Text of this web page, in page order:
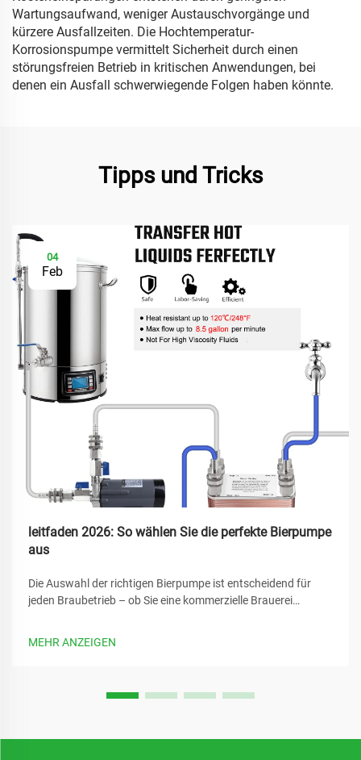
Wartungsaufwand, weniger Austauschvorgänge und
kürzere Ausfallzeiten. Die Hochtemperatur-
Korrosionspumpe vermittelt Sicherheit durch einen
störungsfreien Betrieb in kritischen Anwendungen, bei
denen ein Ausfall schwerwiegende Folgen haben könnte.
Tipps und Tricks
04
Feb
leitfaden 2026: So wählen Sie die perfekte Bierpumpe
aus
Die Auswahl der richtigen Bierpumpe ist entscheidend für
jeden Braubetrieb – ob Sie eine kommerzielle Brauerei
MEHR ANZEIGEN